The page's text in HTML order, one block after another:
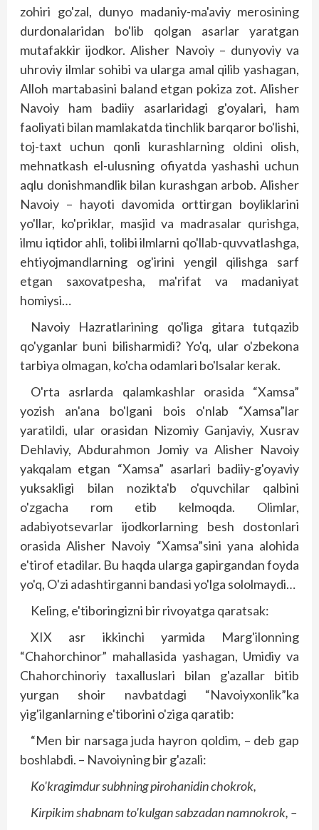
zohiri go'zal, dunyo madaniy-ma'aviy merosining
durdonalaridan bo'lib qolgan asarlar yaratgan
mutafakkir ijodkor. Alisher Navoiy – dunyoviy va
uhroviy ilmlar sohibi va ularga amal qilib yashagan,
Alloh martabasini baland etgan pokiza zot. Alisher
Navoiy ham badiiy asarlaridagi g'oyalari, ham
faoliyati bilan mamlakatda tinchlik barqaror bo'lishi,
toj-taxt uchun qonli kurashlarning oldini olish,
mehnatkash el-ulusning ofiyatda yashashi uchun
aqlu donishmandlik bilan kurashgan arbob. Alisher
Navoiy – hayoti davomida orttirgan boyliklarini
yo'llar, ko'priklar, masjid va madrasalar qurishga,
ilmu iqtidor ahli, tolibi ilmlarni qo'llab-quvvatlashga,
ehtiyoj­mandlarning og'irini yengil qilishga sarf
etgan saxovatpesha, ma'rifat va madaniyat
homiysi…
Navoiy Hazratlarining qo'liga gitara tutqazib
qo'yganlar buni bilisharmidi? Yo'q, ular o'zbekona
tarbiya olmagan, ko'cha odamlari bo'lsalar kerak.
O'rta asrlarda qalamkashlar orasida “Xamsa”
yozish an'ana bo'lgani bois o'nlab “Xamsa”lar
yaratildi, ular orasidan Nizomiy Ganjaviy, Xusrav
Dehlaviy, Abdurahmon Jomiy va Alisher Navoiy
yakqalam etgan “Xamsa” asarlari badiiy-g'oyaviy
yuksakligi bilan nozikta'b o'quvchilar qalbini
o'zgacha rom etib kelmoqda. Olimlar,
adabiyotsevarlar ijodkorlarning besh dostonlari
orasida Alisher Navoiy “Xamsa”sini yana alohida
e'tirof etadilar. Bu haqda ularga gapirgandan foyda
yo'q, O'zi adashtirganni bandasi yo'lga sololmaydi…
Keling, e'tiboringizni bir rivoyatga qaratsak:
XIX asr ikkinchi yarmida Marg'ilonning
“Chahorchinor” mahallasida yashagan, Umidiy va
Chahorchinoriy taxalluslari bilan g'azallar bitib
yurgan shoir navbatdagi “Navoiyxonlik”ka
yig'ilganlarning e'tiborini o'ziga qaratib:
“Men bir narsaga juda hayron qoldim, – deb gap
boshlabdi. – Navoiyning bir g'azali:
Ko'kragimdur subhning pirohanidin chokrok,
Kirpikim shabnam to'kulgan sabzadan namnokrok, –